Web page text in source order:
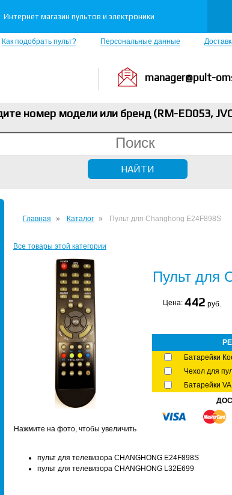
Интернет магазин пультов и электроники
Как подобрать пульт? Персональные данные
manager@pult-
номер модели или бренд (RM-ED053,
Главная Каталог Пульт для Changhong E24F898S
Все товары этой категории
Нажмите на фото, чтобы увеличить
Пульт для
Цена: 442 руб.
Батарейки
Чехол для
Батарейки
пульт для телевизора CHANGHONG E24F898S
пульт для телевизора CHANGHONG L32E699